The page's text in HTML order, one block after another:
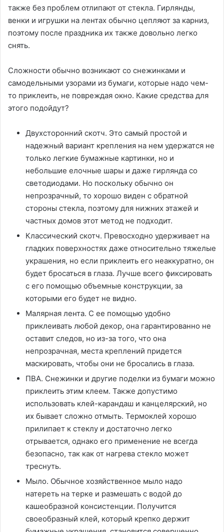
также без проблем отлипают от стекла. Гирлянды,
венки и игрушки на лентах обычно цепляют за карниз,
поэтому после праздника их также довольно легко
снять.
Сложности обычно возникают со снежинками и
самодельными узорами из бумаги, которые надо чем-
то приклеить, не повреждая окно. Какие средства для
этого подойдут?
Двухсторонний скотч. Это самый простой и
надежный вариант крепления на нем удержатся не
только легкие бумажные картинки, но и
небольшие елочные шары и даже гирлянда со
светодиодами. Но поскольку обычно он
непрозрачный, то хорошо виден с обратной
стороны стекла, поэтому для нижних этажей и
частных домов этот метод не подходит.
Классический скотч. Превосходно удерживает на
гладких поверхностях даже относительно тяжелые
украшения, но если приклеить его неаккуратно, он
будет бросаться в глаза. Лучше всего фиксировать
с его помощью объемные конструкции, за
которыми его будет не видно.
Малярная лента. С ее помощью удобно
приклеивать любой декор, она гарантированно не
оставит следов, но из-за того, что она
непрозрачная, места креплений придется
маскировать, чтобы они не бросались в глаза.
ПВА. Снежинки и другие поделки из бумаги можно
приклеить этим клеем. Также допустимо
использовать клей-карандаш и канцелярский, но
их бывает сложно отмыть. Термоклей хорошо
прилипает к стеклу и достаточно легко
отрывается, однако его применение не всегда
безопасно, так как от нагрева стекло может
треснуть.
Мыло. Обычное хозяйственное мыло надо
натереть на терке и размешать с водой до
кашеобразной консистенции. Получится
своеобразный клей, который крепко держит